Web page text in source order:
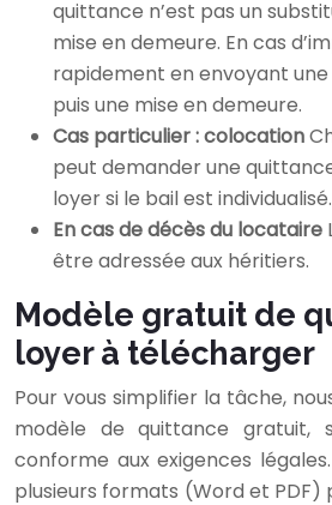
quittance n’est pas un
mise en demeure. En cas
rapidement en envoyant
puis une mise en demeure.
Cas particulier : colocation
peut demander une
loyer si le bail est individualisé.
En cas de décès du locataire
être adressée aux héritiers.
Modèle gratuit de
loyer à télécharger
Pour vous simplifier la tâche,
modèle de quittance gratuit,
conforme aux exigences
plusieurs formats (Word et PDF)